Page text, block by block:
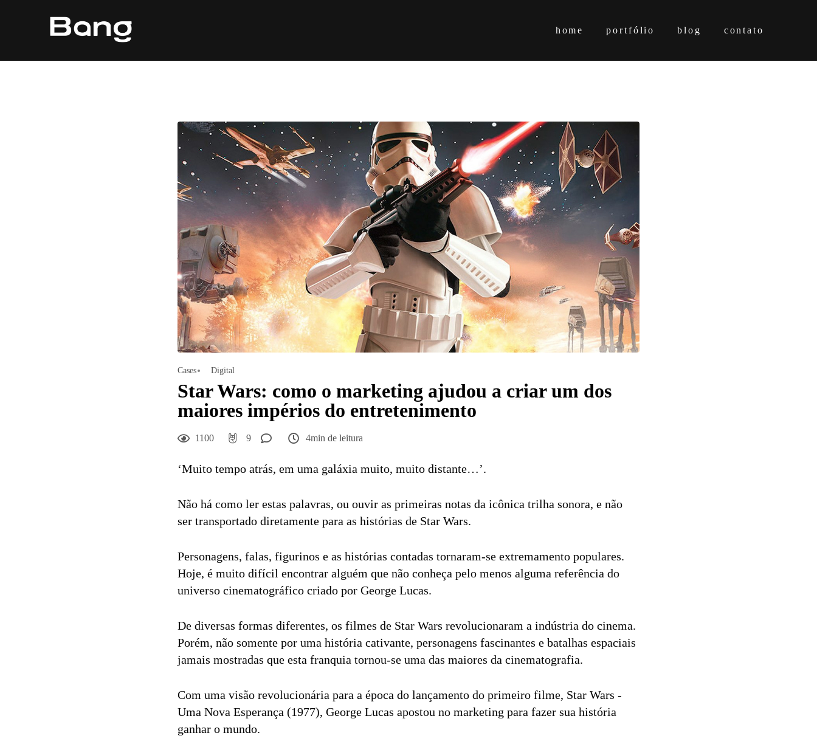
home portfólio blog contato
Cases Digital
Star Wars: como o marketing ajudou a criar um dos
maiores impérios do entretenimento
1100 9 4min de leitura
‘Muito tempo atrás, em uma galáxia muito, muito distante…’.
Não há como ler estas palavras, ou ouvir as primeiras notas da icônica trilha sonora, e não
ser transportado diretamente para as histórias de Star Wars.
Personagens, falas, figurinos e as histórias contadas tornaram-se extremamento populares.
Hoje, é muito difícil encontrar alguém que não conheça pelo menos alguma referência do
universo cinematográfico criado por George Lucas.
De diversas formas diferentes, os filmes de Star Wars revolucionaram a indústria do cinema.
Porém, não somente por uma história cativante, personagens fascinantes e batalhas espaciais
jamais mostradas que esta franquia tornou-se uma das maiores da cinematografia.
Com uma visão revolucionária para a época do lançamento do primeiro filme, Star Wars -
Uma Nova Esperança (1977), George Lucas apostou no marketing para fazer sua história
ganhar o mundo.